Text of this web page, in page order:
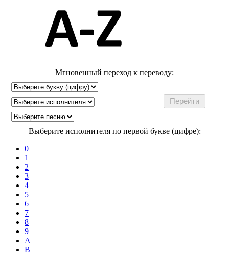
Мгновенный переход к переводу:
Выберите исполнителя по первой букве (цифре):
0
1
2
3
4
5
6
7
8
9
A
B